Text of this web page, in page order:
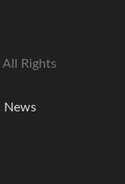
All Rights
News